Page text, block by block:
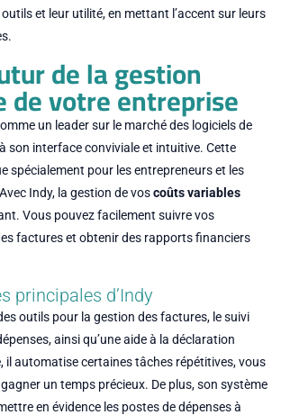
et leur utilité, en mettant l’accent sur leurs
de la gestion
de votre entreprise
un leader sur le marché des logiciels de
son interface conviviale et intuitive. Cette
spécialement pour les entrepreneurs et les
Indy, la gestion de voscoûts variables
Vous pouvez facilement suivre vos
factures et obtenir des rapports financiers
principales d’Indy
outils pour la gestion des factures, le suivi
ainsi qu’une aide à la déclaration
il automatise certaines tâches répétitives, vous
un temps précieux. De plus, son système
en évidence les postes de dépenses à